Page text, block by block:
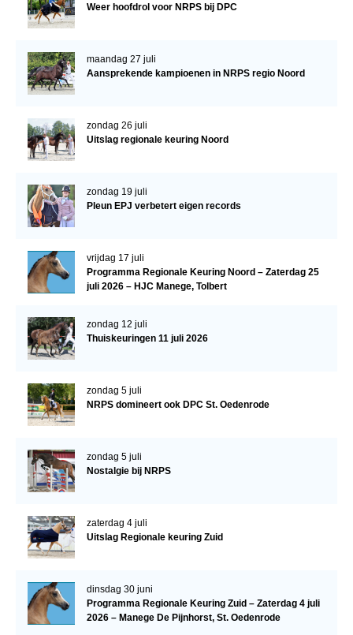
Weer hoofdrol voor NRPS bij DPC
maandag 27 juli
Aansprekende kampioenen in NRPS regio Noord
zondag 26 juli
Uitslag regionale keuring Noord
zondag 19 juli
Pleun EPJ verbetert eigen records
vrijdag 17 juli
Programma Regionale Keuring Noord – Zaterdag 25
juli 2026 – HJC Manege, Tolbert
zondag 12 juli
Thuiskeuringen 11 juli 2026
zondag 5 juli
NRPS domineert ook DPC St. Oedenrode
zondag 5 juli
Nostalgie bij NRPS
zaterdag 4 juli
Uitslag Regionale keuring Zuid
dinsdag 30 juni
Programma Regionale Keuring Zuid – Zaterdag 4 juli
2026 – Manege De Pijnhorst, St. Oedenrode